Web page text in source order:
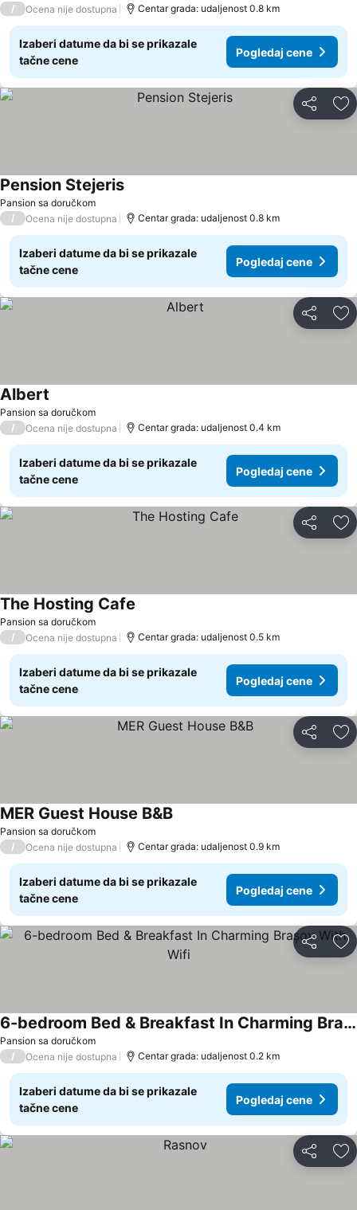
/ Ocena nije dostupna Centar grada: udaljenost 0.8 km
Izaberi datume da bi se prikazale
tačne cene
Pogledaj cene
Deli
Pansion sa doručkom
Pension Stejeris
/ Ocena nije dostupna Centar grada: udaljenost 0.8 km
Izaberi datume da bi se prikazale
tačne cene
Pogledaj cene
Deli
Pansion sa doručkom
Albert
/ Ocena nije dostupna Centar grada: udaljenost 0.4 km
Izaberi datume da bi se prikazale
tačne cene
Pogledaj cene
Deli
Pansion sa doručkom
The Hosting Cafe
/ Ocena nije dostupna Centar grada: udaljenost 0.5 km
Izaberi datume da bi se prikazale
tačne cene
Pogledaj cene
Deli
Pansion sa doručkom
MER Guest House B&B
/ Ocena nije dostupna Centar grada: udaljenost 0.9 km
Izaberi datume da bi se prikazale
tačne cene
Pogledaj cene
Deli
Pansion sa doručkom
6-bedroom Bed & Breakfast In Charming Brașov With Wifi
/ Ocena nije dostupna Centar grada: udaljenost 0.2 km
Izaberi datume da bi se prikazale
tačne cene
Pogledaj cene
Deli